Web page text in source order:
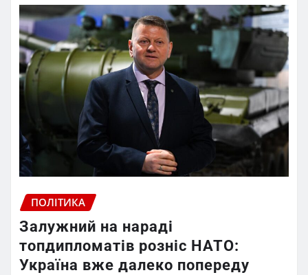
ПОЛІТИКА
Залужний на нараді
топдипломатів розніс НАТО:
Україна вже далеко попереду